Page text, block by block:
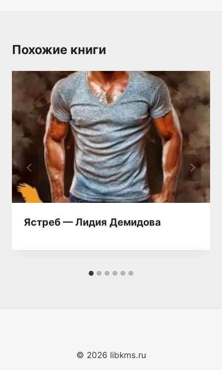
Похожие книги
Ястреб — Лидия Демидова
© 2026 libkms.ru